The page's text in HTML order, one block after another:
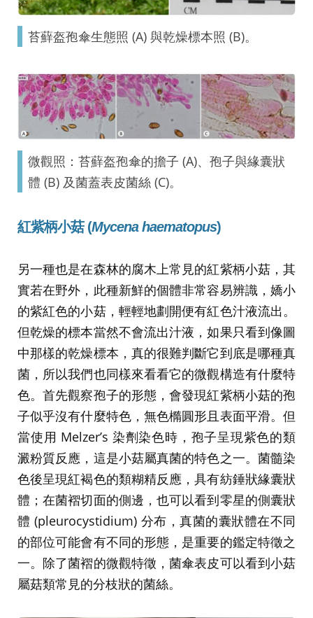
苔蘚盔孢傘生態照 (A) 與乾燥標本照 (B)。
微觀照：苔蘚盔孢傘的擔子 (A)、孢子與緣囊狀
體 (B) 及菌蓋表皮菌絲 (C)。
紅紫柄小菇 (Mycena haematopus)
另一種也是在森林的腐木上常見的紅紫柄小菇，其
實若在野外，此種新鮮的個體非常容易辨識，嬌小
的紫紅色的小菇，輕輕地劃開便有紅色汁液流出。
但乾燥的標本當然不會流出汁液，如果只看到像圖
中那樣的乾燥標本，真的很難判斷它到底是哪種真
菌，所以我們也同樣來看看它的微觀構造有什麼特
色。首先觀察孢子的形態，會發現紅紫柄小菇的孢
子似乎沒有什麼特色，無色橢圓形且表面平滑。但
當使用 Melzer’s 染劑染色時，孢子呈現紫色的類
澱粉質反應，這是小菇屬真菌的特色之一。菌髓染
色後呈現紅褐色的類糊精反應，具有紡錘狀緣囊狀
體；在菌褶切面的側邊，也可以看到零星的側囊狀
體 (pleurocystidium) 分布，真菌的囊狀體在不同
的部位可能會有不同的形態，是重要的鑑定特徵之
一。除了菌褶的微觀特徵，菌傘表皮可以看到小菇
屬菇類常見的分枝狀的菌絲。